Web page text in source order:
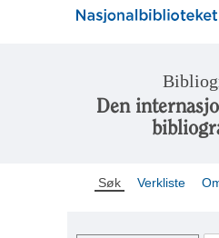
Den
Søk Verkliste